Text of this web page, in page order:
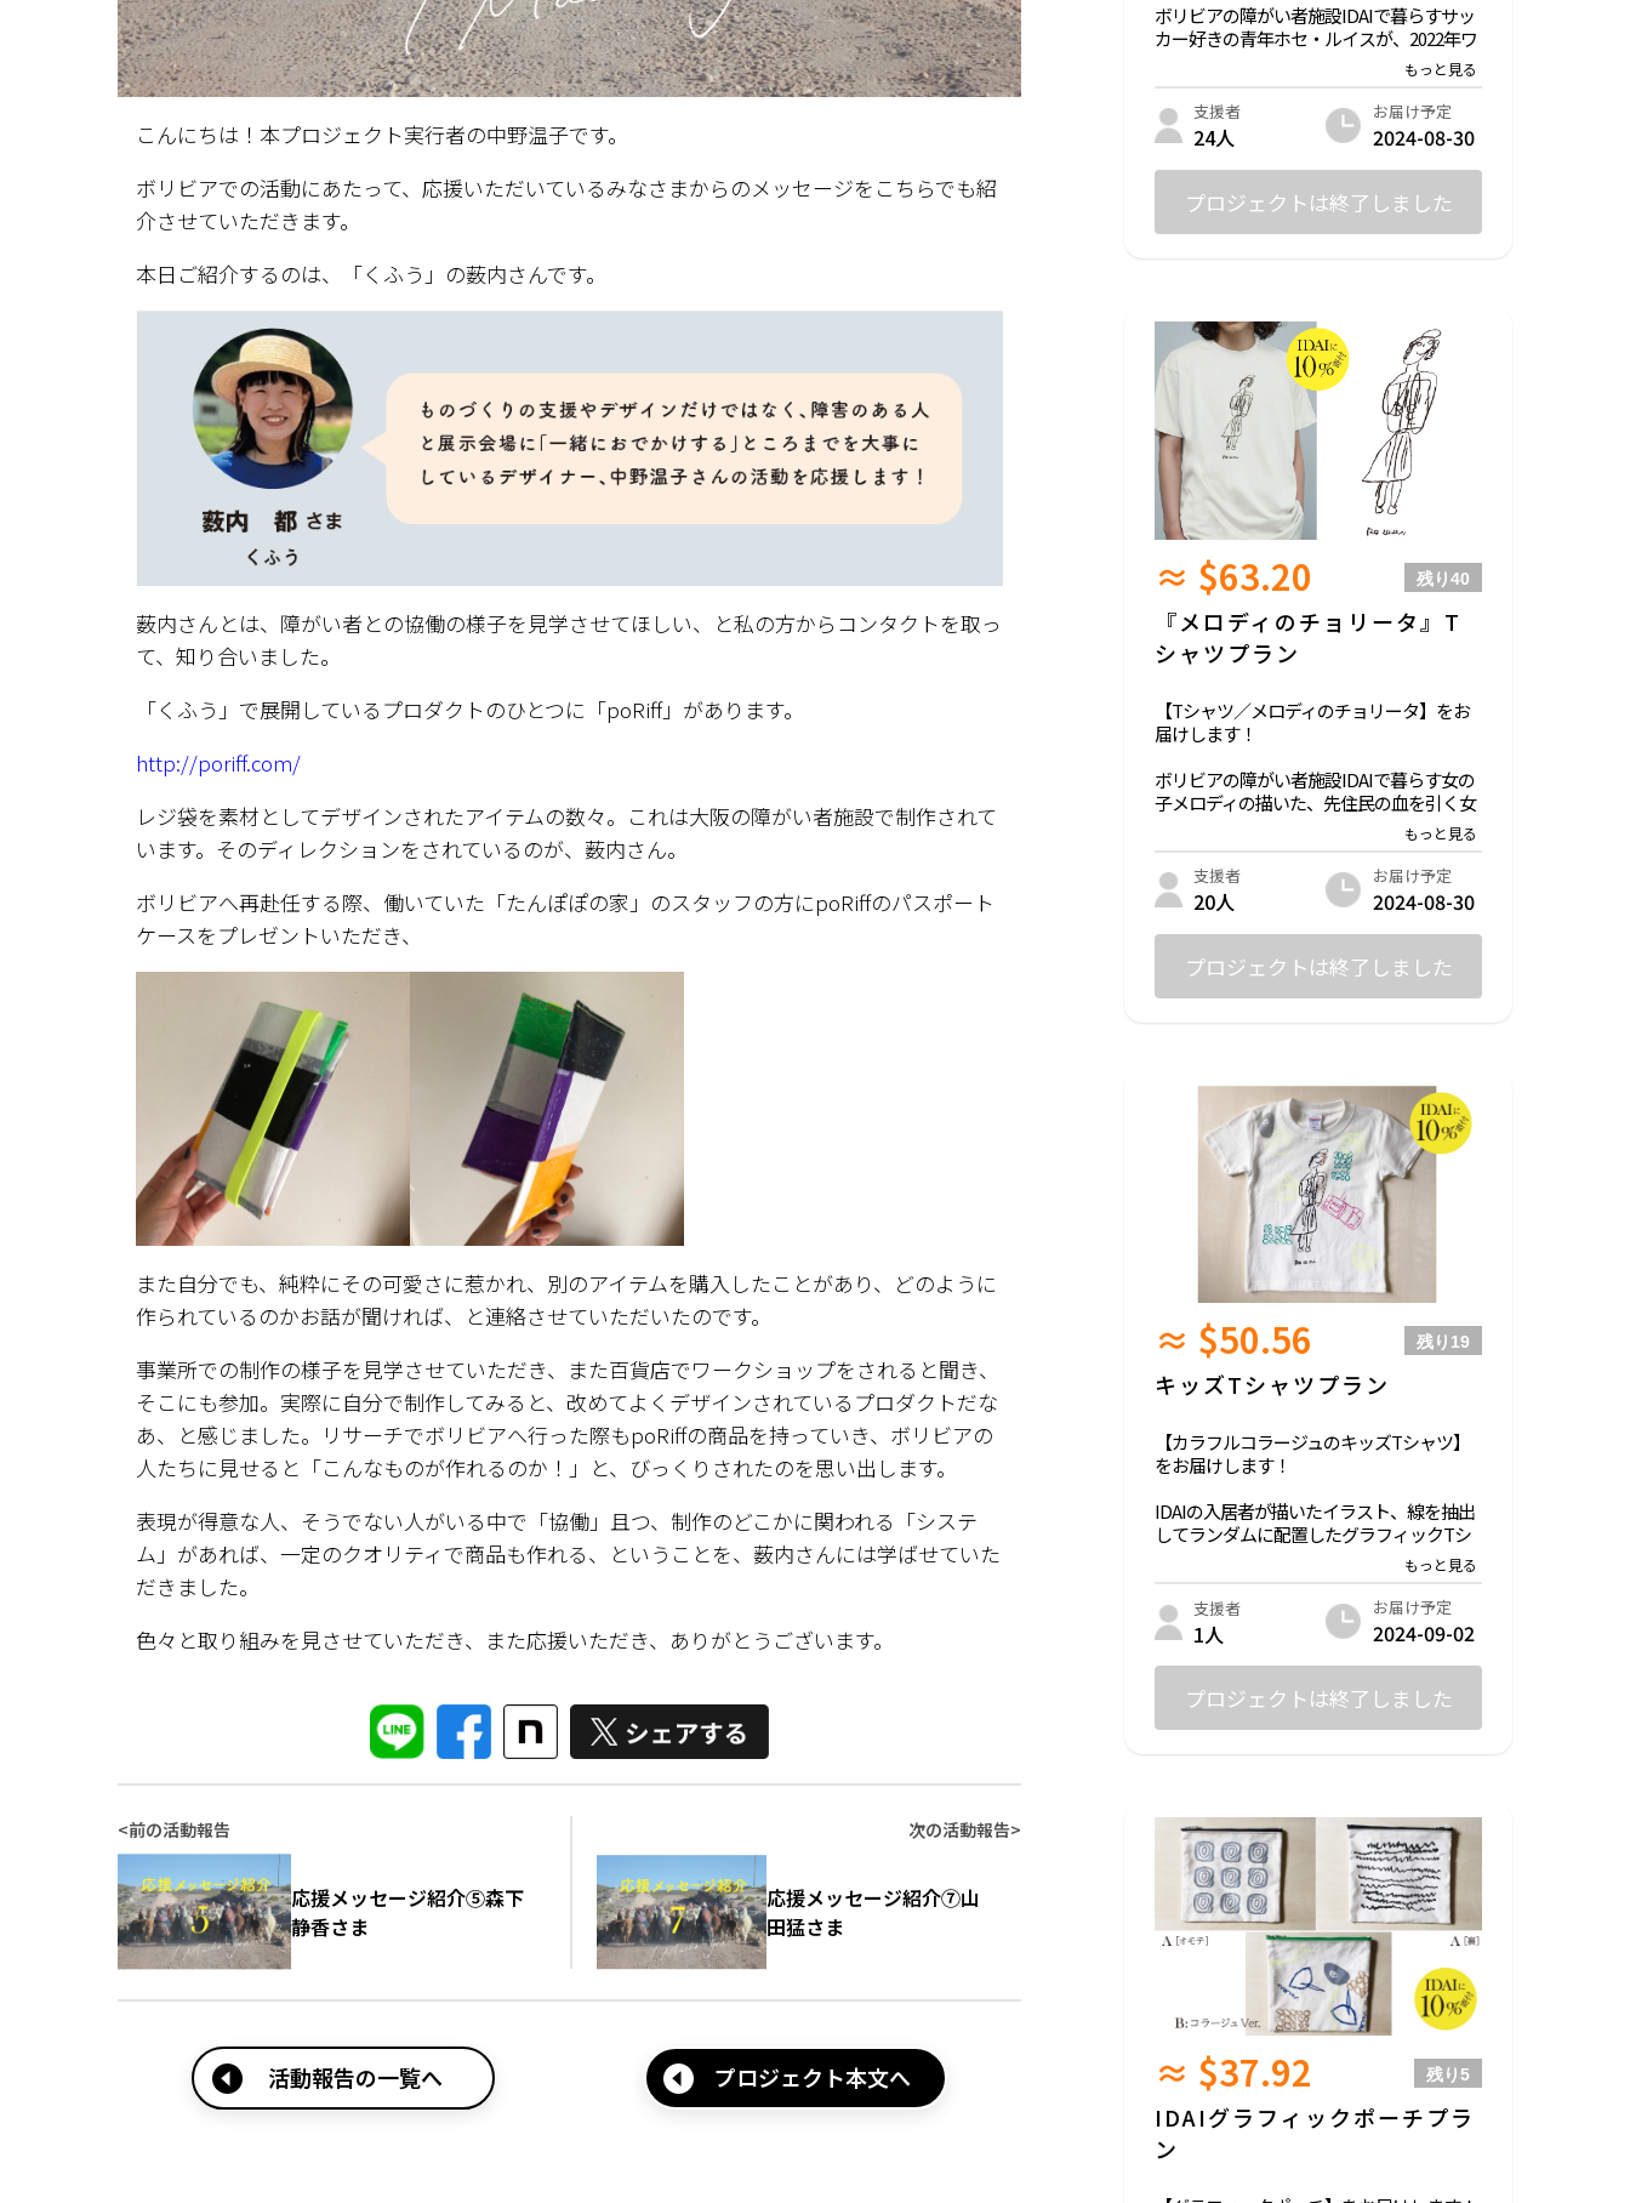
こんにちは！本プロジェクト実行者の中野温子です。
ボリビアでの活動にあたって、応援いただいているみなさまからのメッセージをこちらでも紹
介させていただきます。
本日ご紹介するのは、「くふう」の薮内さんです。
薮内さんとは、障がい者との協働の様子を見学させてほしい、と私の方からコンタクトを取っ
て、知り合いました。
「くふう」で展開しているプロダクトのひとつに「poRiff」があります。
http://poriff.com/
レジ袋を素材としてデザインされたアイテムの数々。これは大阪の障がい者施設で制作されて
います。そのディレクションをされているのが、薮内さん。
ボリビアへ再赴任する際、働いていた「たんぽぽの家」のスタッフの方にpoRiffのパスポート
ケースをプレゼントいただき、
また自分でも、純粋にその可愛さに惹かれ、別のアイテムを購入したことがあり、どのように
作られているのかお話が聞ければ、と連絡させていただいたのです。
事業所での制作の様子を見学させていただき、また百貨店でワークショップをされると聞き、
そこにも参加。実際に自分で制作してみると、改めてよくデザインされているプロダクトだな
あ、と感じました。リサーチでボリビアへ行った際もpoRiffの商品を持っていき、ボリビアの
人たちに見せると「こんなものが作れるのか！」と、びっくりされたのを思い出します。
表現が得意な人、そうでない人がいる中で「協働」且つ、制作のどこかに関われる「システ
ム」があれば、一定のクオリティで商品も作れる、ということを、薮内さんには学ばせていた
だきました。
色々と取り組みを見させていただき、また応援いただき、ありがとうございます。
<前の活動報告
応援メッセージ紹介⑤森下
静香さま
応援メッセージ紹介⑦山
田猛さま
次の活動報告>
活動報告の一覧へ プロジェクト本文へ
ボリビアの障がい者施設IDAIで暮らすサッ
カー好きの青年ホセ・ルイスが、2022年ワ
ールドカップ開催中に描いた魅力的なメッ
シのデザインのTシャツをお届けします。
※売上の10%はボリビアの障がい者施設ID
AIへ渡します。
◎サイズ：S/ M/ L/ XL ※ユニセックス
◎生地：綿100%
・お礼のメッセージ
・LINE限定オープンチャットご招待（今後
のプロジェクトの進捗を共有します！）
支援者
24人
お届け予定
2024-08-30
プロジェクトは終了しました
≈ $63.20 残り40
『メロディのチョリータ』T
シャツプラン
【Tシャツ／メロディのチョリータ】をお
届けします！
ボリビアの障がい者施設IDAIで暮らす女の
子メロディの描いた、先住民の血を引く女
性「チョリータ」を施した、シンプルなが
らも個性の光る線が特徴的なデザインのT
シャツをお届けします。
「描けない〜」と言いながらも、チョリー
タの写真を見ながら描き上げたイラストで
す。
※売上の10%はボリビアの障がい者施設ID
【アイボリー】
支援いただいた皆様に以下お送りさせてい
ただきます↓↓↓
・お礼のメッセージ
・LINE限定オープンチャットご招待（今後
のプロジェクトの進捗を共有します！）
支援者
20人
お届け予定
2024-08-30
プロジェクトは終了しました
≈ $50.56 残り 19
キッズTシャツプラン
【カラフルコラージュのキッズTシャツ】
をお届けします！
IDAIの入居者が描いたイラスト、線を抽出
してランダムに配置したグラフィックTシ
ャツをキッズサイズでご用意します。
メインのモチーフは『メロディのチョリー
タ』。その周りに魅力的な線と形をあしら
って、ワクワク楽しいTシャツに仕上げま
した。
現地で取り組んでいきたい試作のプロダク
トとしてご用意します。
AIへ渡します。
◎サイズ：90/ 100/ 110/ 120 ※ユニセックス
◎生地：綿100%
United Athle 5001-02 5.6オンス【ホワイ
ト】
支援いただいた皆様に以下お送りさせてい
ただきます↓↓↓
・お礼のメッセージ
・LINE限定オープンチャットご招待（今後
のプロジェクトの進捗を共有します！）
支援者
1人
お届け予定
2024-09-02
プロジェクトは終了しました
≈ $37.92 残り5
IDAIグラフィックポーチプラ
ン